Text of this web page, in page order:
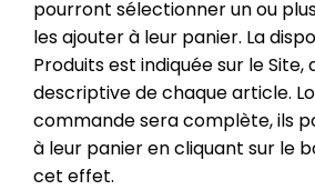
pourront sélectionner un ou
les ajouter à leur panier. La
Produits est indiquée sur le Site,
descriptive de chaque article.
commande sera complète, ils
à leur panier en cliquant sur le
cet effet.